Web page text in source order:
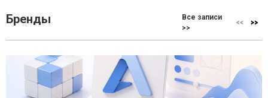
Бренды
Все записи
>>